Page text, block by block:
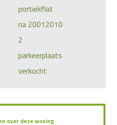
portiekflat
na 20012010
2
parkeerplaats
verkocht
over deze woning